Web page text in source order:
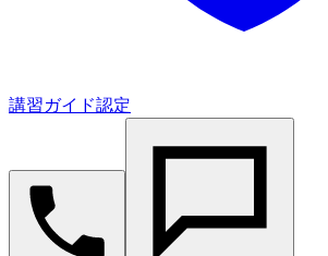
講習ガイド認定